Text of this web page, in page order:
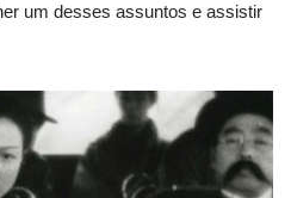
um desses assuntos e assistir